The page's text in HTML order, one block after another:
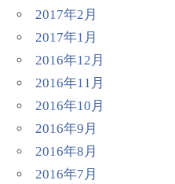
2017年2月
2017年1月
2016年12月
2016年11月
2016年10月
2016年9月
2016年8月
2016年7月